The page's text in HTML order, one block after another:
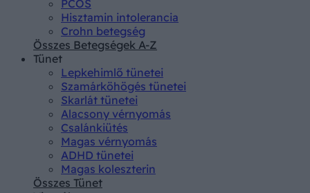
PCOS
Hisztamin intolerancia
Crohn betegség
Összes Betegségek A-Z
Tünet
Lepkehimlő tünetei
Szamárköhögés tünetei
Skarlát tünetei
Alacsony vérnyomás
Csalánkiütés
Magas vérnyomás
ADHD tünetei
Magas koleszterin
Összes Tünet